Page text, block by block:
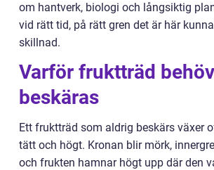
om hantverk, biologi och långsiktig
vid rätt tid, på rätt gren det är här
skillnad.
Varför fruktträd
beskäras
Ett fruktträd som aldrig beskärs växer
tätt och högt. Kronan blir mörk,
och frukten hamnar högt upp där den